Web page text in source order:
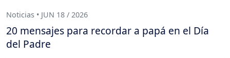
Noticias • JUN 18 / 2026
20 mensajes para recordar a papá en el Día
del Padre